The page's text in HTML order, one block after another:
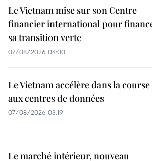
Le Vietnam mise sur son Centre
financier international pour
sa transition verte
07/08/2026 04:00
Le Vietnam accélère dans la course
aux centres de données
07/08/2026 03:19
Le marché intérieur, nouveau